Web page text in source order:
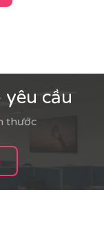
nét, sống
cầu
thước